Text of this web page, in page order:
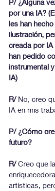
P/ ¿Alguna
por una IA?
les han
ilustración,
creada por
han pedido
instrumental
IA)
R/ No, creo
IA en mis
P/ ¿Cómo
futuro?
R/ Creo que
artísticas,